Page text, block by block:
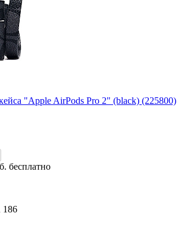
"Apple AirPods Pro 2" (black) (225800)
бесплатно
186